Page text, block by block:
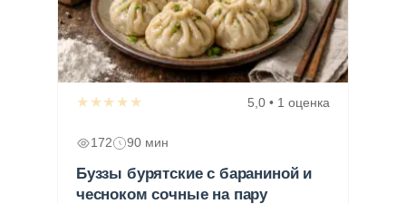
★★★★★ 5,0 • 1 оценка
172 90 мин
Буззы бурятские с бараниной и
чесноком сочные на пару